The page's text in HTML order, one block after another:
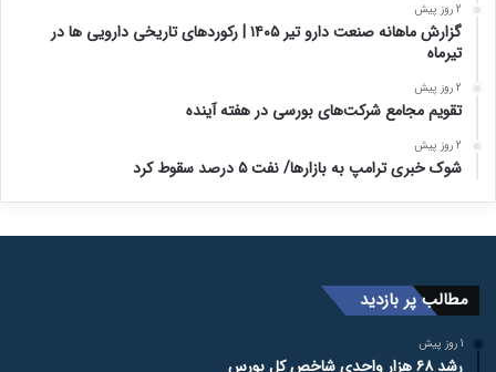
2 روز پیش
گزارش ماهانه صنعت دارو تیر ۱۴۰۵ | رکوردهای تاریخی دارویی ها در
تیرماه
2 روز پیش
تقویم مجامع شرکت‌های بورسی در هفته آینده
2 روز پیش
شوک خبری ترامپ به بازارها/ نفت ۵ درصد سقوط کرد
مطالب پر بازدید
1 روز پیش
رشد ۶۸ هزار واحدی شاخص کل بورس